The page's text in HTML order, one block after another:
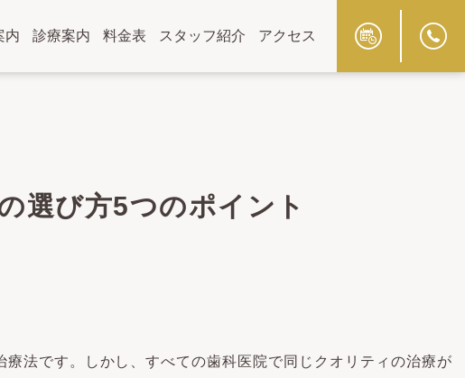
内 診療案内 料金表 スタッフ紹介 アクセス
選び方5つのポイント
法です。しかし、すべての歯科医院で同じクオリティの治療が